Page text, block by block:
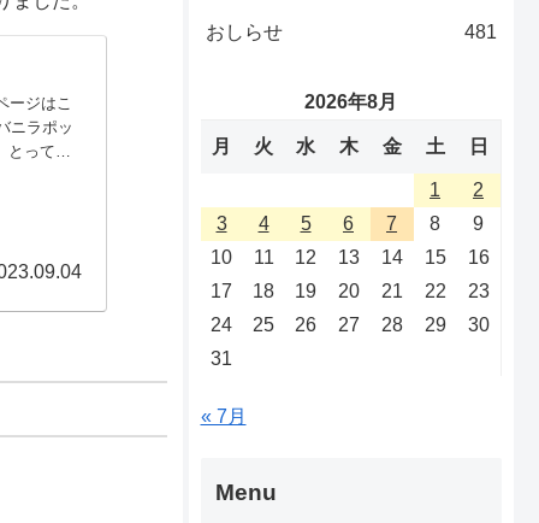
ージはこ
ニラポッ
とっても
おしらせ 481
2026年8月
月 火 水 木 金 土 日
1
2
3
4 5 6 7 8
9
10
11 12 13 14 15
16
17
18 19 20 21 22
23
24
25 26 27 28 29
30
31
« 7月
Menu